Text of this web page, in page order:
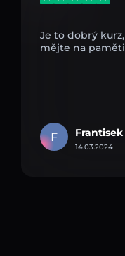
Je to dobrý
mějte na
F Frantisek
14.03.2024